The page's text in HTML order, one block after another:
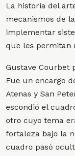
La historia del
mecanismos de
implementar
que les permitan
Gustave Courbet
Fue un encargo
Atenas y San
escondió el
otro cuyo tema
fortaleza bajo la
cuadro pasó